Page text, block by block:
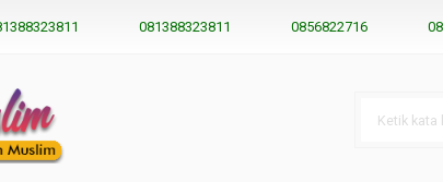
081388323811 0856822716